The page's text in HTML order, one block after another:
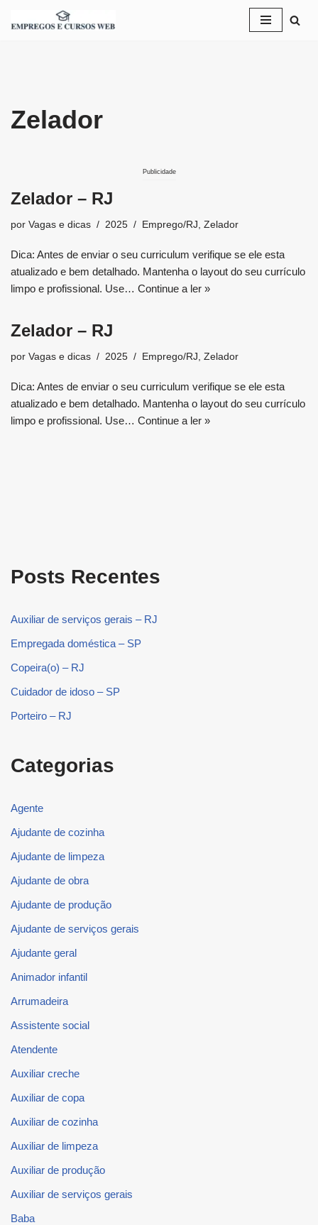
Zelador
Publicidade
Zelador – RJ
por Vagas e dicas 2025 Emprego/RJ Zelador
Dica: Antes de enviar o seu curriculum verifique se ele esta
atualizado e bem detalhado. Mantenha o layout do seu currículo
limpo e profissional. Use… Continue a ler »
Zelador – RJ
por Vagas e dicas 2025 Emprego/RJ Zelador
Dica: Antes de enviar o seu curriculum verifique se ele esta
atualizado e bem detalhado. Mantenha o layout do seu currículo
limpo e profissional. Use… Continue a ler »
Posts Recentes
Auxiliar de serviços gerais – RJ
Empregada doméstica – SP
Copeira(o) – RJ
Cuidador de idoso – SP
Porteiro – RJ
Categorias
Agente
Ajudante de cozinha
Ajudante de limpeza
Ajudante de obra
Ajudante de produção
Ajudante de serviços gerais
Ajudante geral
Animador infantil
Arrumadeira
Assistente social
Atendente
Auxiliar creche
Auxiliar de copa
Auxiliar de cozinha
Auxiliar de limpeza
Auxiliar de produção
Auxiliar de serviços gerais
Baba